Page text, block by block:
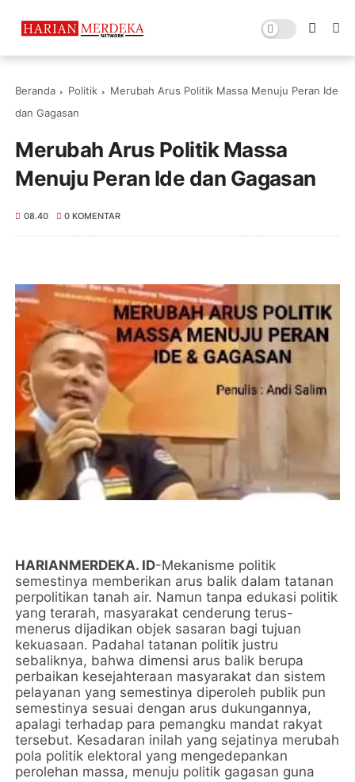
Beranda Politik
Merubah Arus Politik Massa Menuju Peran Ide
dan Gagasan
Merubah Arus Politik Massa
Menuju Peran Ide dan Gagasan
08.40 0 KOMENTAR
HARIANMERDEKA. ID-Mekanisme politik
semestinya memberikan arus balik dalam tatanan
perpolitikan tanah air. Namun tanpa edukasi politik
yang terarah, masyarakat cenderung terus-
menerus dijadikan objek sasaran bagi tujuan
kekuasaan. Padahal tatanan politik justru
sebaliknya, bahwa dimensi arus balik berupa
perbaikan kesejahteraan masyarakat dan sistem
pelayanan yang semestinya diperoleh publik pun
semestinya sesuai dengan arus dukungannya,
apalagi terhadap para pemangku mandat rakyat
tersebut. Kesadaran inilah yang sejatinya merubah
pola politik elektoral yang mengedepankan
perolehan massa, menuju politik gagasan guna